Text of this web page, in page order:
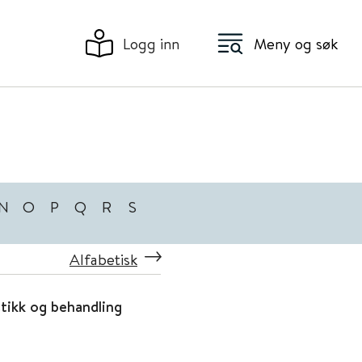
Logg inn Meny og søk
O P Q R S
Alfabetisk
og behandling